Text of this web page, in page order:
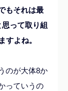
もそれは最
って取り組
すよね。
のが大体8か
っていうの